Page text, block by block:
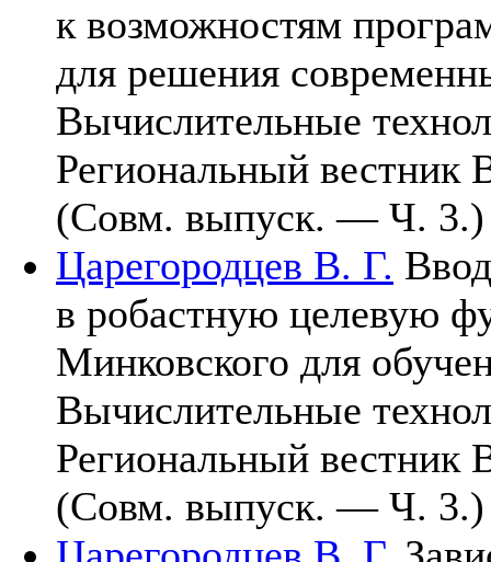
к возможностям
для решения
Вычислительные
Региональный
(Совм. выпуск. — Ч.
Царегородцев В. Г.
в робастную целевую
Минковского для
Вычислительные
Региональный
(Совм. выпуск. — Ч.